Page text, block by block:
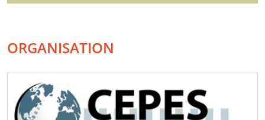
ORGANISATION